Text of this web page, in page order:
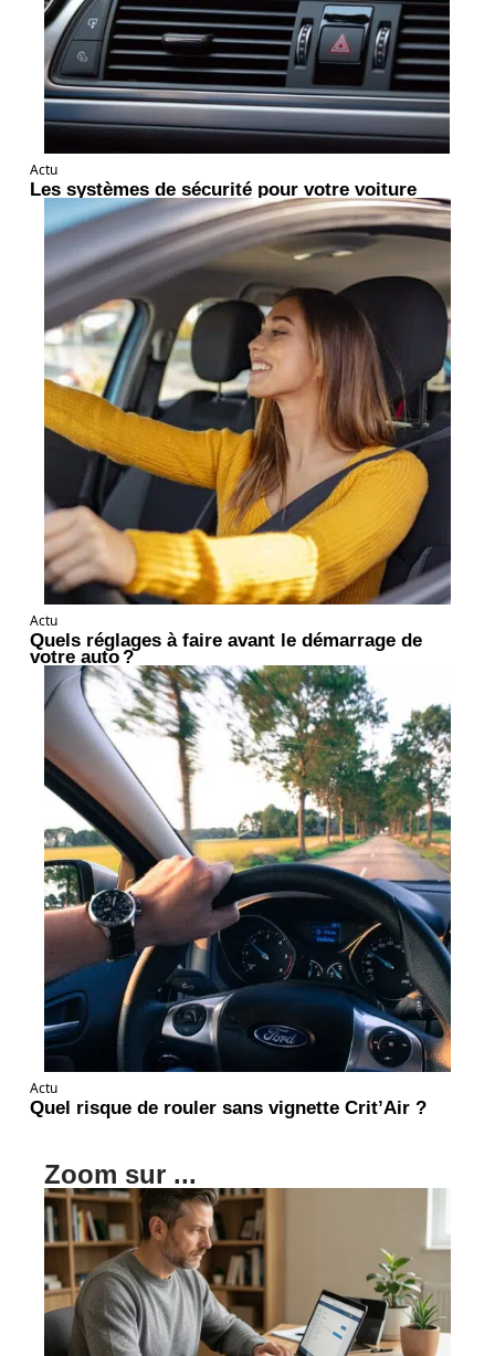
Actu
Les systèmes de sécurité pour votre voiture
Actu
Quels réglages à faire avant le démarrage de
votre auto ?
Actu
Quel risque de rouler sans vignette Crit’Air ?
Zoom sur ...